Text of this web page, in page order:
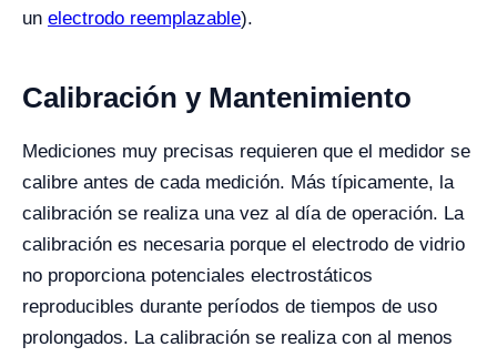
un electrodo reemplazable).
Calibración y Mantenimiento
Mediciones muy precisas requieren que el medidor se
calibre antes de cada medición. Más típicamente, la
calibración se realiza una vez al día de operación. La
calibración es necesaria porque el electrodo de vidrio
no proporciona potenciales electrostáticos
reproducibles durante períodos de tiempos de uso
prolongados. La calibración se realiza con al menos